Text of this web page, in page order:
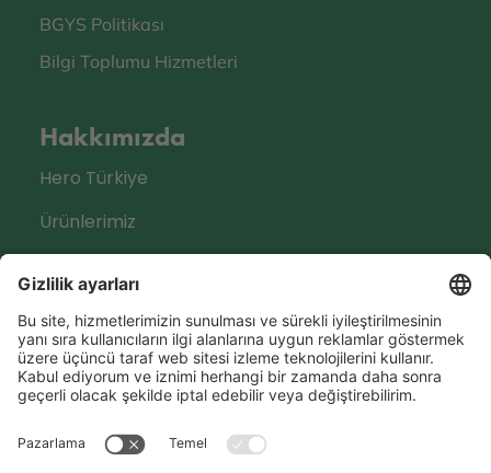
BGYS Politikası
Bilgi Toplumu Hizmetleri
Hakkımızda
Hero Türkiye
Ürünlerimiz
Sosyal Medya